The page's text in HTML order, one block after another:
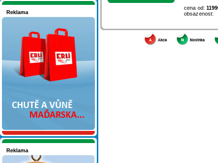
Reklama
Reklama
Seznamete se - Maďarsko
cena od:
obsazenost: